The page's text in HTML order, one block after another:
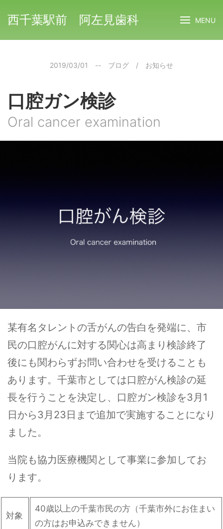
西千葉駅前 阿左見歯科 MENU
2019/03/01 -- ブログ / お知らせ
口腔ガン検診
Oral cancer examination
某有名タレントの舌がんの告白を発端に、市
民の口腔がんに対する関心は高まり検診終了
後にも関わらずお問い合わせを受けることも
あります。千葉市としては口腔がん検診の延
長を行うことを決定し、口腔ガン検診を3月1
日から3月23日まで追加で実施することになり
ました。
当院も協力医療機関として事業に参加してお
ります。
対象
40歳以上の千葉市民の方（千葉市外にお住まい
の方はお申込みできません）